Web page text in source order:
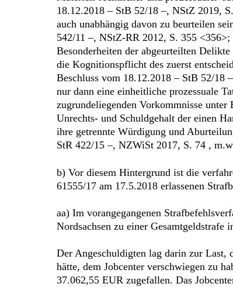
18.12.2018 – StB 52/18 –, NStZ 2019,
auch unabhängig davon zu beurteilen
542/11 –, NStZ-RR 2012, S. 355
Besonderheiten der abgeurteilten
die Kognitionspflicht des zuerst
Beschluss vom 18.12.2018 – StB 52/18
nur dann eine einheitliche prozessuale
zugrundeliegenden Vorkommnisse
Unrechts- und Schuldgehalt der einen
ihre getrennte Würdigung und
StR 422/15 –, NZWiSt 2017, S. 74 ,
b) Vor diesem Hintergrund ist die
61555/17 am 17.5.2018 erlassenen
aa) Im vorangegangenen
Nordsachsen zu einer Gesamtgeldstrafe
Der Angeschuldigten lag darin zur Last,
hätte, dem Jobcenter verschwiegen zu
37.062,55 EUR zugefallen. Das